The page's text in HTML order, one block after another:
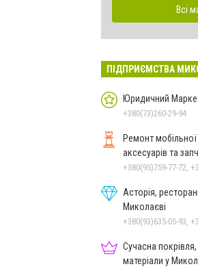
Всі
ПІДПРИЄМСТВА
Юридичний
+380(73)260-29-94
Ремонт мобільної
аксесуарів та
Миколаєві
+380(95)759-77-72,
Асторія,
Миколаєві
Сучасна
матеріали у